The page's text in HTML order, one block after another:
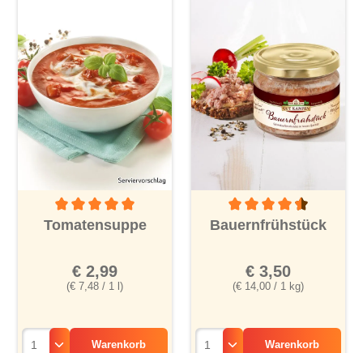
Durchschnittliche Bewertung von 5 von 5 Sternen
Tomatensuppe
(€ 7,48 / 1 l)
€ 2,99
Warenkorb
Durchschnittliche
Bauernfrühstück
(€ 14,00 / 1 kg)
€ 3,50
Warenkorb